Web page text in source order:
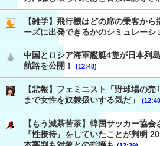
【雑学】飛行機はどの席の乗客か
ーズに出発できるかのシミュレーシ
中国とロシア海軍艦艇4隻が日本列
航路を公開！
(12:40)
【悲報】フェミニスト「野球場の
まで女性を奴隷扱いする気だ」
【もう滅茶苦茶】韓国サッカー協
『性接待』をしていたことが判明